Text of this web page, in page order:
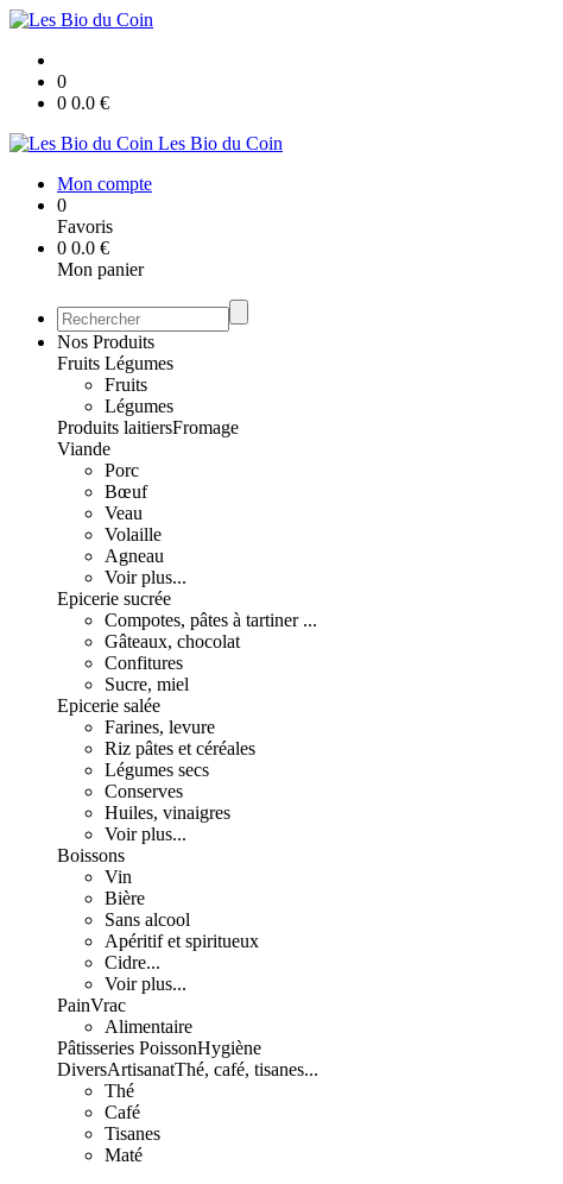
0
0 0.0 €
Les Bio du Coin
Mon compte
0
Favoris
0 0.0 €
Mon panier
Nos Produits
Fruits Légumes
Fruits
Légumes
Produits laitiersFromage
Viande
Porc
Bœuf
Veau
Volaille
Agneau
Voir plus...
Epicerie sucrée
Compotes, pâtes à tartiner ...
Gâteaux, chocolat
Confitures
Sucre, miel
Epicerie salée
Farines, levure
Riz pâtes et céréales
Légumes secs
Conserves
Huiles, vinaigres
Voir plus...
Boissons
Vin
Bière
Sans alcool
Apéritif et spiritueux
Cidre...
Voir plus...
PainVrac
Alimentaire
Pâtisseries PoissonHygiène
DiversArtisanatThé, café, tisanes...
Thé
Café
Tisanes
Maté